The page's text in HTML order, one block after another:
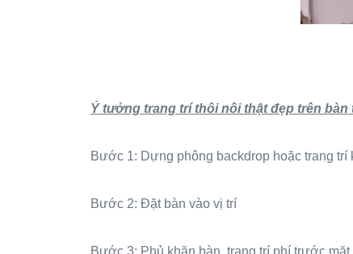
Ý tưởng trang trí thôi nôi thật đẹp trên
Bước 1: Dựng phông backdrop hoặc trang
Bước 2: Đặt bàn vào vị trí